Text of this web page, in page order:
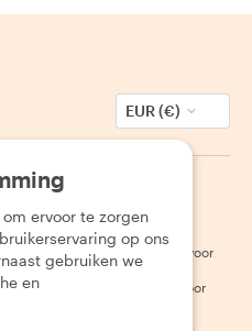
EUR (€)
Gasten
Helpcentrum voor gasten
Annuleringsvoorwaarden voor
gasten
Algemene voorwaarden voor
ervoor te zorgen
op ons
gebruiken we
en